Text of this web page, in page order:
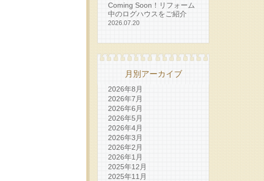
Coming Soon！リフォーム
中のログハウスをご紹介
2026.07.20
月別アーカイブ
2026年8月
2026年7月
2026年6月
2026年5月
2026年4月
2026年3月
2026年2月
2026年1月
2025年12月
2025年11月